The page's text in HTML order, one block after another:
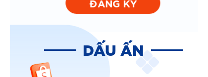
ĐĂNG KÝ
DẤU ẤN